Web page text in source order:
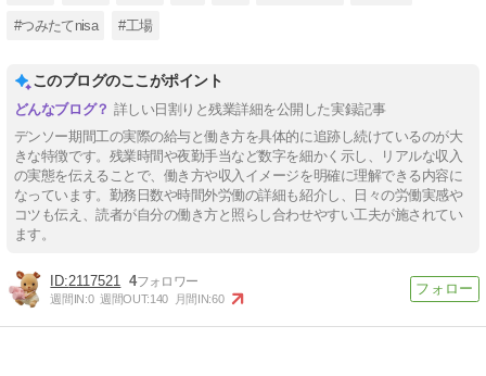
#つみたてnisa #工場
このブログのここがポイント
詳しい日割りと残業詳細を公開した実録記事
デンソー期間工の実際の給与と働き方を具体的に追跡し続けているのが大
きな特徴です。残業時間や夜勤手当など数字を細かく示し、リアルな収入
の実態を伝えることで、働き方や収入イメージを明確に理解できる内容に
なっています。勤務日数や時間外労働の詳細も紹介し、日々の労働実感や
コツも伝え、読者が自分の働き方と照らし合わせやすい工夫が施されてい
ます。
2117521 4
週間IN:0 週間OUT:140 月間IN:60